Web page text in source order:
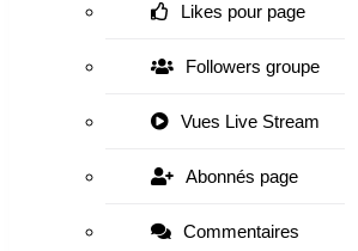
Likes pour page
Followers groupe
Vues Live Stream
Abonnés page
Commentaires